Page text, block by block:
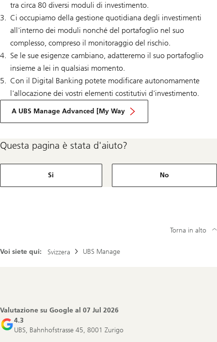
tra circa 80 diversi moduli di investimento.
Ci occupiamo della gestione quotidiana degli investimenti
all'interno dei moduli nonché del portafoglio nel suo
complesso, compreso il monitoraggio del rischio.
Se le sue esigenze cambiano, adatteremo il suo portafoglio
insieme a lei in qualsiasi momento.
Con il Digital Banking potete modificare autonomamente
l'allocazione dei vostri elementi costitutivi d'investimento.
A UBS Manage Advanced [My Way
Questa pagina è stata d'aiuto?
Si No
Voi siete qui: Svizzera UBS Manage
Torna in alto
Valutazione su Google al 07 Jul 2026
4.3
UBS, Bahnhofstrasse 45, 8001 Zurigo